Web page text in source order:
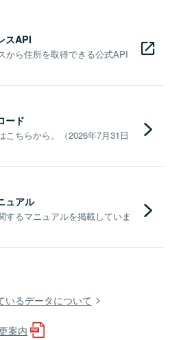
スAPI
から住所を取得できる公式API
ード
こちらから。（2026年7月31日
ュアル
するマニュアルを掲載していま
いるデータについて
案内